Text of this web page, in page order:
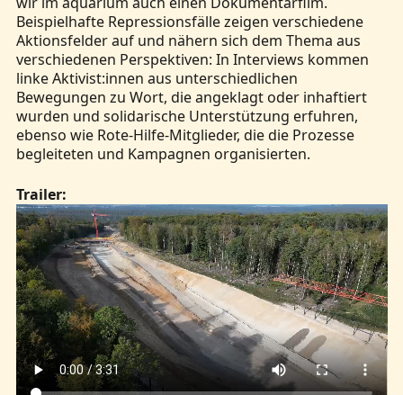
Beispielhafte Repressionsfälle zeigen verschiedene
Aktionsfelder auf und nähern sich dem Thema aus
verschiedenen Perspektiven: In Interviews kommen
linke Aktivist:innen aus unterschiedlichen
Bewegungen zu Wort, die angeklagt oder inhaftiert
wurden und solidarische Unterstützung erfuhren,
ebenso wie Rote-Hilfe-Mitglieder, die die Prozesse
begleiteten und Kampagnen organisierten.
Trailer: